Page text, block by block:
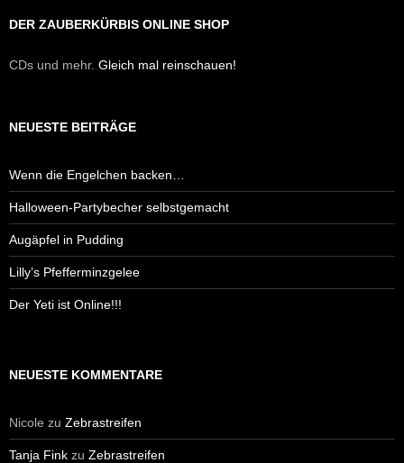
DER ZAUBERKÜRBIS ONLINE SHOP
CDs und mehr. Gleich mal reinschauen!
NEUESTE BEITRÄGE
Wenn die Engelchen backen…
Halloween-Partybecher selbstgemacht
Augäpfel in Pudding
Lilly’s Pfefferminzgelee
Der Yeti ist Online!!!
NEUESTE KOMMENTARE
Nicole zu Zebrastreifen
Tanja Fink zu Zebrastreifen